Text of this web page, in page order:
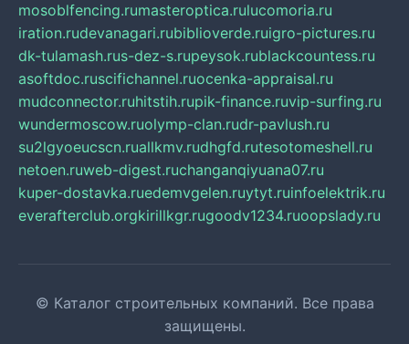
mosoblfencing.rumasteroptica.rulucomoria.ru
iration.rudevanagari.rubiblioverde.ruigro-pictures.ru
dk-tulamash.rus-dez-s.rupeysok.rublackcountess.ru
asoftdoc.ruscifichannel.ruocenka-appraisal.ru
mudconnector.ruhitstih.rupik-finance.ruvip-surfing.ru
wundermoscow.ruolymp-clan.rudr-pavlush.ru
su2lgyoeucscn.ruallkmv.rudhgfd.rutesotomeshell.ru
netoen.ruweb-digest.ruchanganqiyuana07.ru
kuper-dostavka.ruedemvgelen.ruytyt.ruinfoelektrik.ru
everafterclub.orgkirillkgr.rugoodv1234.ruoopslady.ru
© Каталог строительных компаний. Все права
защищены.